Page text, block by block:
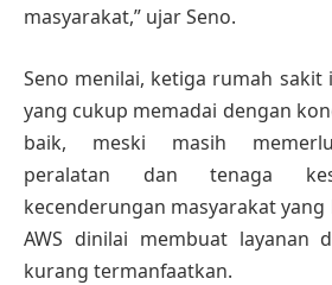
masyarakat,” ujar Seno.
Seno menilai, ketiga rumah sakit
yang cukup memadai dengan
baik, meski masih
peralatan dan tenaga
kecenderungan masyarakat yang
AWS dinilai membuat layanan
kurang termanfaatkan.